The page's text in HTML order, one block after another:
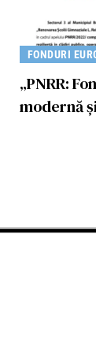
FONDURI
„PNRR:
modernă